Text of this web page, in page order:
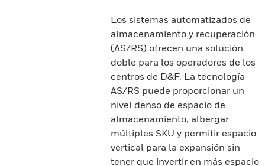
Los sistemas automatizados de
almacenamiento y recuperación
(AS/RS) ofrecen una solución
doble para los operadores de los
centros de D&F. La tecnología
AS/RS puede proporcionar un
nivel denso de espacio de
almacenamiento, albergar
múltiples SKU y permitir espacio
vertical para la expansión sin
tener que invertir en más espacio